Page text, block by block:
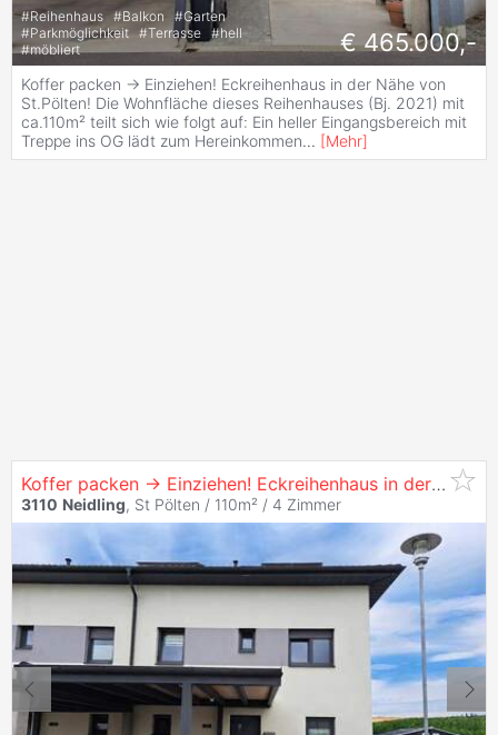
#Reihenhaus #Balkon #Garten
#Parkmöglichkeit #Terrasse #hell
#möbliert € 465.000,-
Koffer packen -> Einziehen! Eckreihenhaus in der Nähe von
St.Pölten! Die Wohnfläche dieses Reihenhauses (Bj. 2021) mit
ca.110m² teilt sich wie folgt auf: Ein heller Eingangsbereich mit
Treppe ins OG lädt zum Hereinkommen... [Mehr]
Koffer packen -> Einziehen! Eckreihenhaus in der Nähe von St. Pölten!
3110 Neidling, St Pölten / 110m² / 4 Zimmer